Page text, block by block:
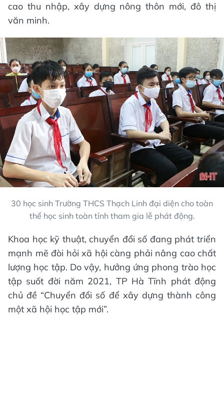
cao thu nhập, xây dựng nông thôn mới, đô thị
văn minh.
30 học sinh Trường THCS Thạch Linh đại diện cho toàn
thể học sinh toàn tỉnh tham gia lễ phát động.
Khoa học kỹ thuật, chuyển đổi số đang phát triển
mạnh mẽ đòi hỏi xã hội càng phải nâng cao chất
lượng học tập. Do vậy, hưởng ứng phong trào học
tập suốt đời năm 2021, TP Hà Tĩnh phát động
chủ đề “Chuyển đổi số để xây dựng thành công
một xã hội học tập mới”.